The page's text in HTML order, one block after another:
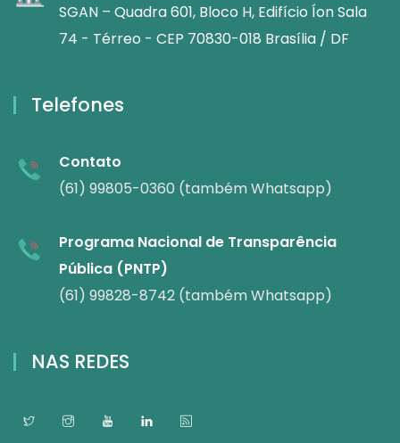
SGAN – Quadra 601, Bloco H, Edifício Íon Sala
74 - Térreo - CEP 70830-018 Brasília / DF
Telefones
Contato
(61) 99805-0360 (também Whatsapp)
Programa Nacional de Transparência
Pública (PNTP)
(61) 99828-8742 (também Whatsapp)
NAS REDES